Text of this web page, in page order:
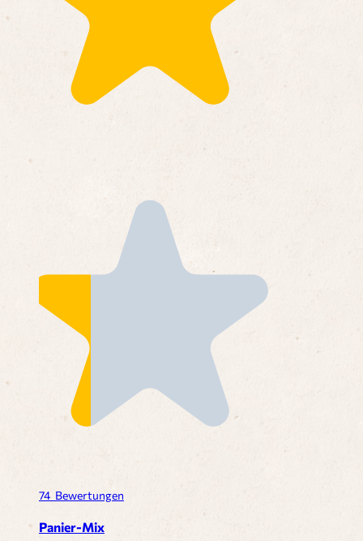
74 Bewertungen
Panier-Mix